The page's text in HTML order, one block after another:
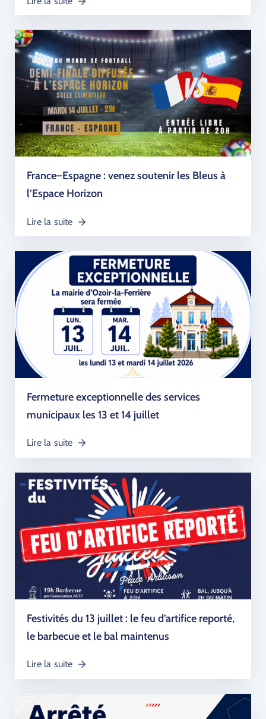
France–Espagne : venez soutenir les Bleus à
l’Espace Horizon
Lire la suite
Fermeture exceptionnelle des services
municipaux les 13 et 14 juillet
Lire la suite
Festivités du 13 juillet : le feu d’artifice reporté,
le barbecue et le bal maintenus
Lire la suite